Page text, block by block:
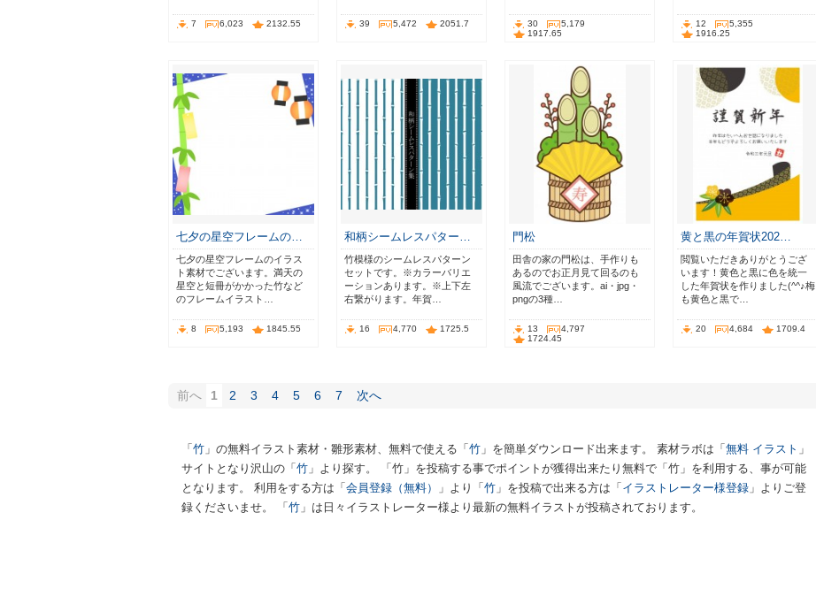
7 6,023 2132.55 39 5,472 2051.7 30
5,179
1917.65
12
5,355
1916.25
七夕の星空フレームの…
七夕の星空フレームのイラス
ト素材でございます。満天の
星空と短冊がかかった竹など
のフレームイラスト…
8 5,193 1845.55
和柄シームレスパター…
竹模様のシームレスパターン
セットです。※カラーバリエ
ーションあります。※上下左
右繋がります。年賀…
16 4,770 1725.5
門松
田舎の家の門松は、手作りも
あるのでお正月見て回るのも
風流でございます。ai・jpg・
pngの3種…
13
4,797
1724.45
黄と黒の年賀状202…
閲覧いただきありがとうござ
います！黄色と黒に色を統一
した年賀状を作りました(^^♪梅
も黄色と黒で…
20 4,684 1709.4
前へ 1 2 3 4 5 6 7 次へ
「 竹 」の無料イラスト素材・雛形素材、無料で使える「 竹 」を簡単ダウンロード出来ます。 素材ラボは「 無料 イラスト 」
サイトとなり沢山の「 竹 」より探す。 「竹」を投稿する事でポイントが獲得出来たり無料で「竹」を利用する、事が可能
となります。 利用をする方は「 会員登録（無料） 」より「 竹 」を投稿で出来る方は「 イラストレーター様登録 」よりご登
録くださいませ。 「 竹 」は日々イラストレーター様より最新の無料イラストが投稿されております。